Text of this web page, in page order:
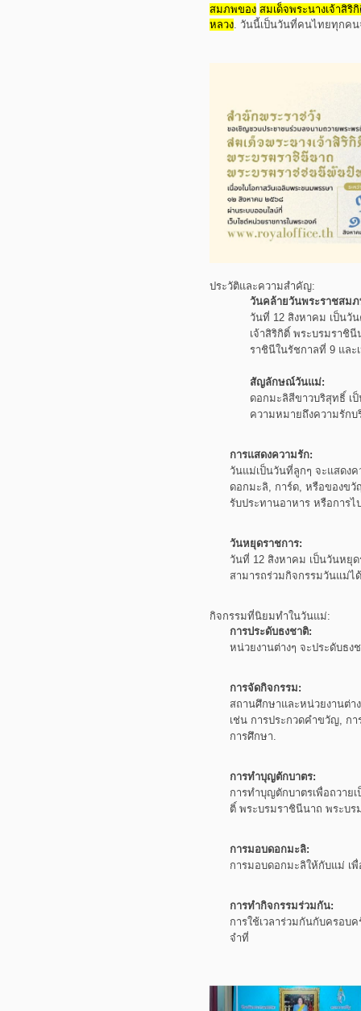
สมภพของ สมเด็จพระนางเจ้าสิริ
หลวง. วันนี้เป็นวันที่คนไทยทุกคน
ประวัติและความสำคัญ:
วันคล้ายวันพระราชสม
วันที่ 12 สิงหาคม เป็นวั
เจ้าสิริกิติ์ พระบรมราชิ
ราชินีในรัชกาลที่ 9 และ
สัญลักษณ์วันแม่:
ดอกมะลิสีขาวบริสุทธิ์ เ
ความหมายถึงความรัก
การแสดงความรัก:
วันแม่เป็นวันที่ลูกๆ จะแสดง
ดอกมะลิ, การ์ด, หรือของขวั
รับประทานอาหาร หรือการไ
วันหยุดราชการ:
วันที่ 12 สิงหาคม เป็นวันหยุ
สามารถร่วมกิจกรรมวันแม่ไ
กิจกรรมที่นิยมทำในวันแม่:
การประดับธงชาติ:
หน่วยงานต่างๆ จะประดับธง
การจัดกิจกรรม:
สถานศึกษาและหน่วยงานต่า
เช่น การประกวดคำขวัญ, ก
การศึกษา.
การทำบุญตักบาตร:
การทำบุญตักบาตรเพื่อถวาย
ติ์ พระบรมราชินีนาถ พระบร
การมอบดอกมะลิ:
การมอบดอกมะลิให้กับแม่ เ
การทำกิจกรรมร่วมกัน:
การใช้เวลาร่วมกันกับครอบ
จำที่